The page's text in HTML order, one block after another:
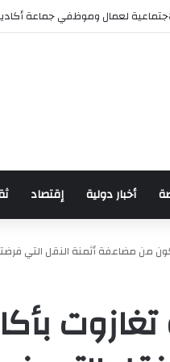
للدراجات بمناسبة الذكرى
أخبار دولية إقتصاد
من مضاعفة أثمنة النقل التي